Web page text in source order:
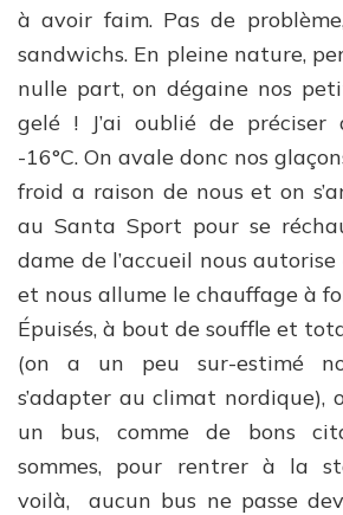
à avoir faim. Pas de
sandwichs. En pleine nature,
nulle part, on dégaine nos
gelé ! J’ai oublié de préciser
-16°C. On avale donc nos
froid a raison de nous et on
au Santa Sport pour se
dame de l’accueil nous
et nous allume le chauffage à
Épuisés, à bout de souffle et
(on a un peu sur-estimé
s’adapter au climat nordique),
un bus, comme de bons
sommes, pour rentrer à la
voilà, aucun bus ne passe